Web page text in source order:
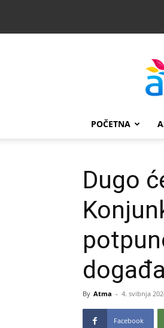
POČETNA
Dugo
By Atma - 4. svibnja
Facebook